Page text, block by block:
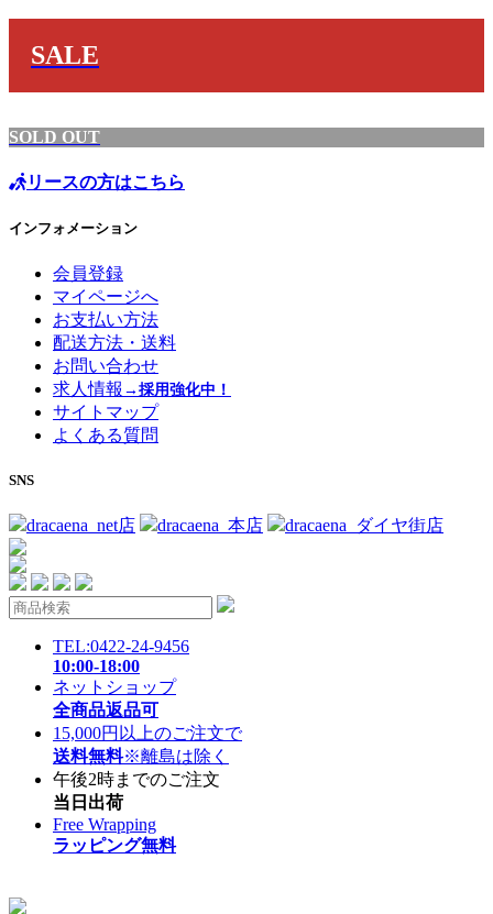
SALE
SOLD OUT
リースの方はこちら
インフォメーション
会員登録
マイページへ
お支払い方法
配送方法・送料
お問い合わせ
求人情報 →採用強化中！
サイトマップ
よくある質問
SNS
dracaena_net店 dracaena_本店 dracaena_ダイヤ街店
TEL:0422-24-9456
10:00-18:00
ネットショップ
全商品返品可
15,000円以上のご注文で
送料無料※離島は除く
午後2時までのご注文
当日出荷
Free Wrapping
ラッピング無料